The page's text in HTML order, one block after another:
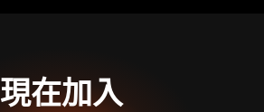
現在加入